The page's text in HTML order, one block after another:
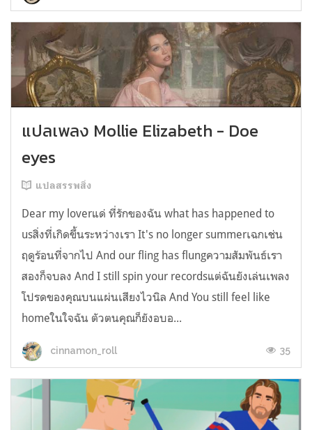
แปลเพลง Mollie Elizabeth - Doe
eyes
แปลสรรพสิ่ง
Dear my loverแด่ ที่รักของฉัน what has happened to
usสิ่งที่เกิดขึ้นระหว่างเรา It's no longer summerเฉกเช่น
ฤดูร้อนที่จากไป And our fling has flungความสัมพันธ์เรา
สองก็จบลง And I still spin your recordsแต่ฉันยังเล่นเพลง
โปรดของคุณบนแผ่นเสียงไวนิล And You still feel like
homeในใจฉัน ตัวตนคุณก็ยังอบอ...
cinnamon_roll 35